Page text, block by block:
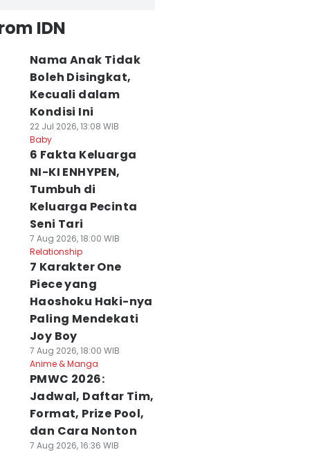
IDN
Nama Anak Tidak
Boleh Disingkat,
Kecuali dalam
Kondisi Ini
22 Jul 2026, 13:08 WIB
Baby
6 Fakta Keluarga
NI-KI ENHYPEN,
Tumbuh di
Keluarga Pecinta
Seni Tari
7 Aug 2026, 18:00 WIB
Relationship
7 Karakter One
Piece yang
Haoshoku Haki-nya
Paling Mendekati
Joy Boy
7 Aug 2026, 18:00 WIB
Anime & Manga
PMWC 2026:
Jadwal, Daftar Tim,
Format, Prize Pool,
dan Cara Nonton
7 Aug 2026, 16:36 WIB